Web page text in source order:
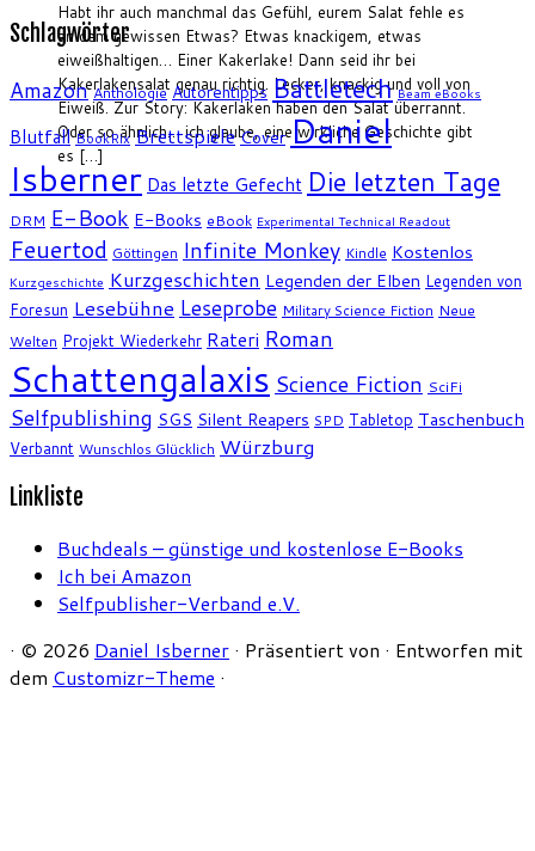
Habt ihr auch manchmal das Gefühl, eurem Salat fehle es
an dem gewissen Etwas? Etwas knackigem, etwas
eiweißhaltigen… Einer Kakerlake! Dann seid ihr bei
Kakerlakensalat genau richtig. Lecker, knackig und voll von
Eiweiß. Zur Story: Kakerlaken haben den Salat überrannt.
Oder so ähnlich… ich glaube, eine wirkliche Geschichte gibt
es […]
Schlagwörter
Amazon Anthologie Autorentipps Battletech Beam eBooks
Blutfall BookRix BrettspieleCoverDaniel
Isberner Das letzte Gefecht Die letzten Tage
DRM E-Book E-Books eBook Experimental Technical Readout
Feuertod Göttingen Infinite Monkey Kindle Kostenlos
Kurzgeschichte Kurzgeschichten Legenden der Elben Legenden von
Foresun Lesebühne Leseprobe Military Science Fiction Neue
Welten Projekt Wiederkehr Rateri Roman
Schattengalaxis Science Fiction SciFi
Selfpublishing SGS Silent Reapers SPD Tabletop Taschenbuch
Verbannt Wunschlos Glücklich Würzburg
Linkliste
Buchdeals – günstige und kostenlose E-Books
Ich bei Amazon
Selfpublisher-Verband e.V.
· © 2026 Daniel Isberner · Präsentiert von · Entworfen mit
dem Customizr-Theme ·